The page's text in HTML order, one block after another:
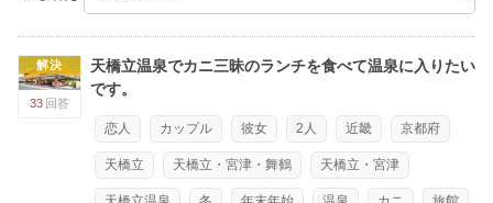
解決
33 回答
天橋立温泉でカニ三昧のランチを食べて温泉に入りたい
です。
恋人 カップル 彼女 2人 近畿 京都府
天橋立 天橋立・宮津・舞鶴 天橋立・宮津
天橋立温泉 冬 年末年始 温泉 カニ 旅館